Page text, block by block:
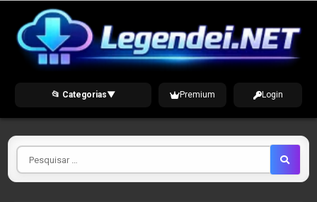
content
📂 Categorias▼ Premium Login
Pesquisar
por